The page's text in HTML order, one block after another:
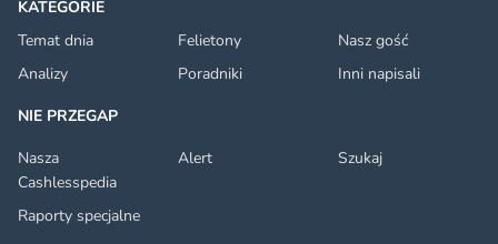
KATEGORIE
Temat dnia
Felietony
Nasz gość
Analizy
Poradniki
Inni napisali
NIE PRZEGAP
Nasza
Cashlesspedia
Alert Szukaj
Raporty specjalne